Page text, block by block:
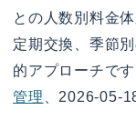
との人数別料金
定期交換、季節
的アプローチで
管理 、2026-05-